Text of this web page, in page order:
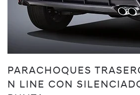
PARACHOQUES
N LINE CON